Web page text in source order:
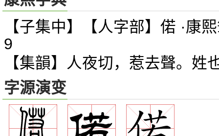
【子集中】【人字部】偌 ·康
9
【集韻】人夜切，惹去聲。姓
字源演变